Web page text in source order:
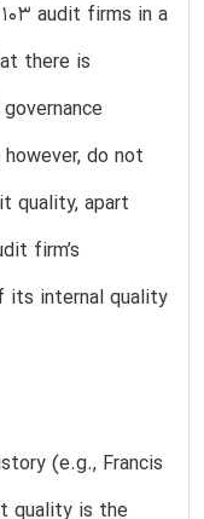
audit firms in a
there is
do not
quality, apart
firm’s
internal quality
(e.g., Francis
quality is the